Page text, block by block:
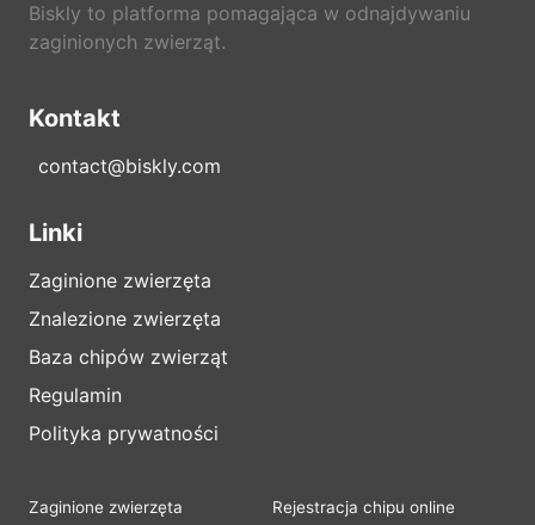
Biskly to platforma pomagająca w odnajdywaniu
zaginionych zwierząt.
Kontakt
contact@biskly.com
Linki
Zaginione zwierzęta
Znalezione zwierzęta
Baza chipów zwierząt
Regulamin
Polityka prywatności
Zaginione zwierzęta
Rejestracja chipu online